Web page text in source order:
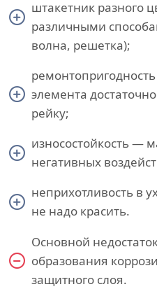
штакетник разного
различными
волна, решетка);
элемента
рейку;
износостойкость —
негативных
неприхотливость в
не надо красить.
Основной
образования
защитного слоя.